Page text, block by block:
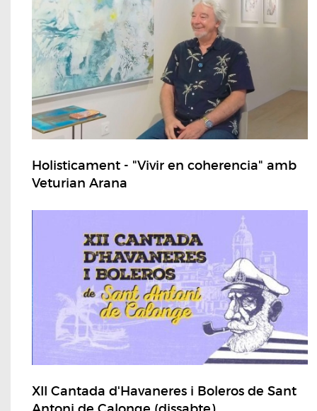
Holisticament - "Vivir en coherencia" amb
Veturian Arana
XII Cantada d'Havaneres i Boleros de Sant